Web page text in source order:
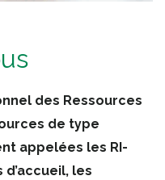
des Ressources
de type
appelées les RI-
les